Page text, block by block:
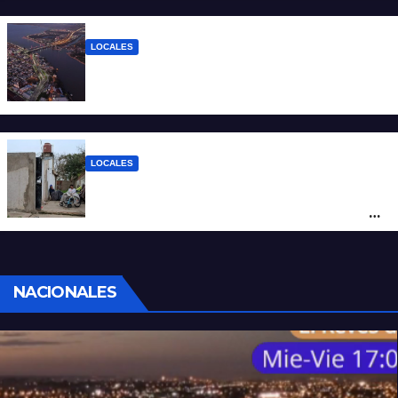
LOCALES
LOCALES
por la Justicia
NACIONALES